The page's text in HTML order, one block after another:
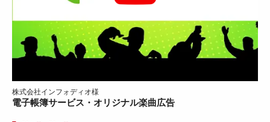
株式会社インフォディオ様
電子帳簿サービス・オリジナル楽曲広告
お菓子紹介動画広告②
10万円～30万円
動画の制作背景をみる